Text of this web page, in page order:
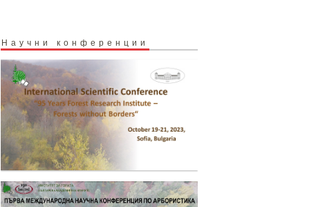
Научни конференции